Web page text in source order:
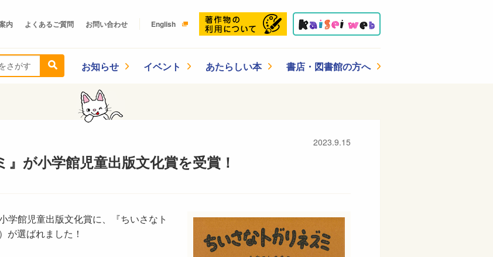
内 よくあるご質問 お問い合わせ English
お知らせ イベント あたらしい本 書店・図書館の方へ
2023.9.15
』が小学館児童出版文化賞を受賞！
学館児童出版文化賞に、『ちいさなト
選ばれました！